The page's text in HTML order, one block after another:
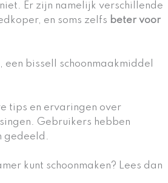
Er zijn namelijk verschillende
en soms zelfs beter voor
bissell schoonmaakmiddel
tips en ervaringen over
Gebruikers hebben
gedeeld.
kunt schoonmaken? Lees dan